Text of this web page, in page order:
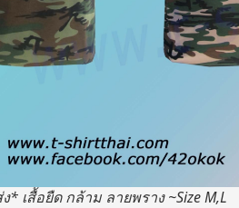
เสื้อยืด กล้าม ลายพราง ~Size M,L